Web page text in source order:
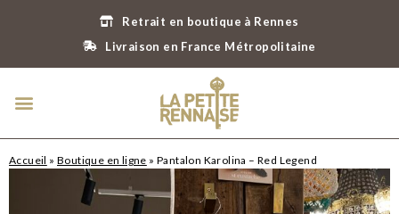
Retrait en boutique à Rennes
Livraison en France Métropolitaine
Accueil »Boutique en ligne »Pantalon Karolina – Red Legend